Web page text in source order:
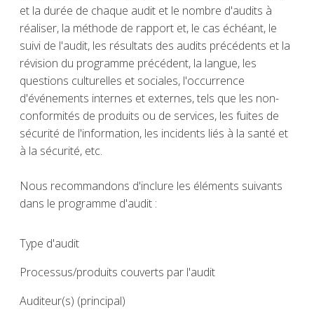
et la durée de chaque audit et le nombre d'audits à
réaliser, la méthode de rapport et, le cas échéant, le
suivi de l'audit, les résultats des audits précédents et la
révision du programme précédent, la langue, les
questions culturelles et sociales, l'occurrence
d'événements internes et externes, tels que les non-
conformités de produits ou de services, les fuites de
sécurité de l'information, les incidents liés à la santé et
à la sécurité, etc.
Nous recommandons d'inclure les éléments suivants
dans le programme d'audit :
Type d'audit
Processus/produits couverts par l'audit
Auditeur(s) (principal)